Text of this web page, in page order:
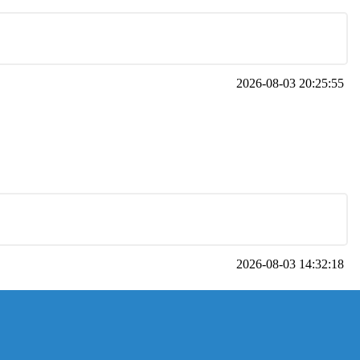
2026-08-03 20:25:55
2026-08-03 14:32:18